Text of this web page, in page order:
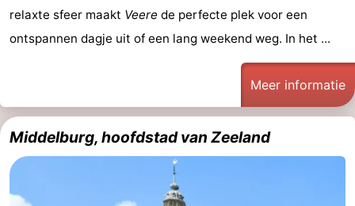
relaxte sfeer maakt Veere de perfecte plek voor een
ontspannen dagje uit of een lang weekend weg. In het ...
Meer informatie
Middelburg, hoofdstad van Zeeland